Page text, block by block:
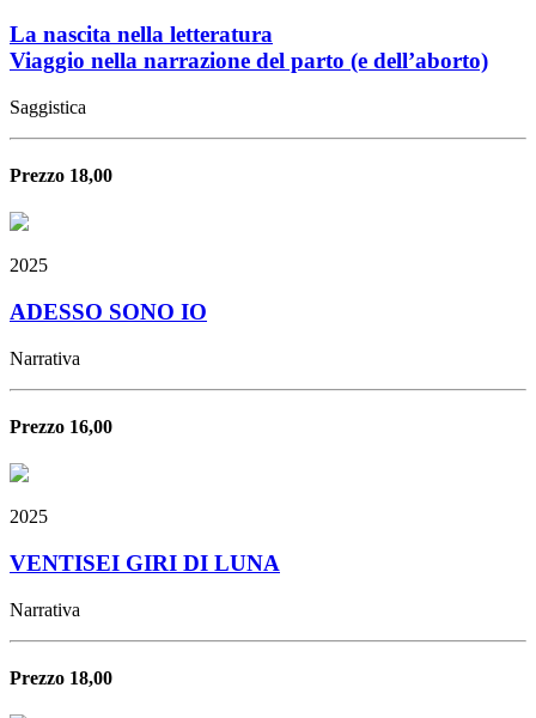
La nascita nella letteratura
Viaggio nella narrazione del parto (e dell’aborto)
Saggistica
Prezzo 18,00
2025
ADESSO SONO IO
Narrativa
Prezzo 16,00
2025
VENTISEI GIRI DI LUNA
Narrativa
Prezzo 18,00